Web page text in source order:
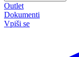
Outlet
Dokumenti
Vpiši se